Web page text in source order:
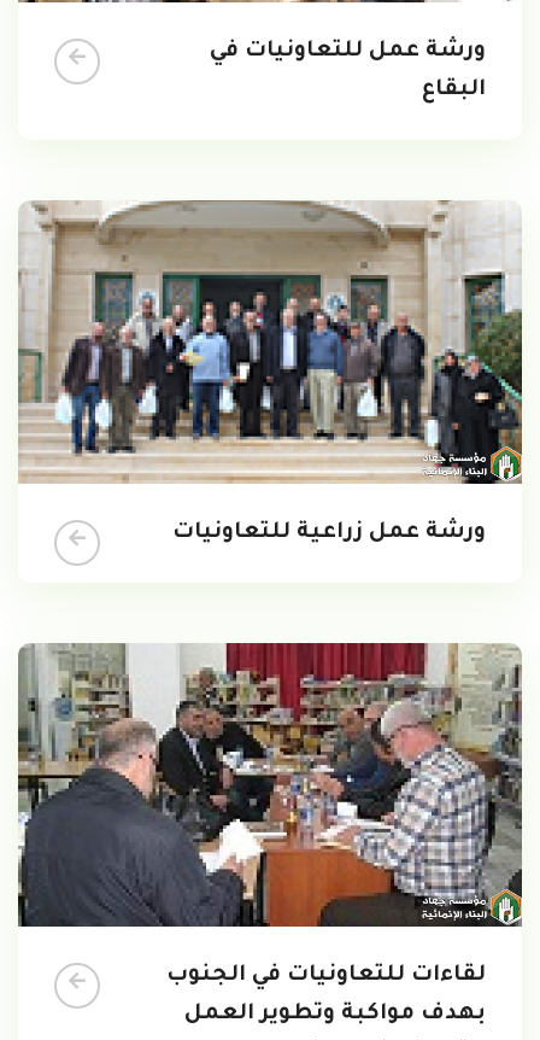
ورشة عمل للتعاونيات في
البقاع
ورشة عمل زراعية للتعاونيات
لقاءات للتعاونيات في الجنوب
بهدف مواكبة وتطوير العمل